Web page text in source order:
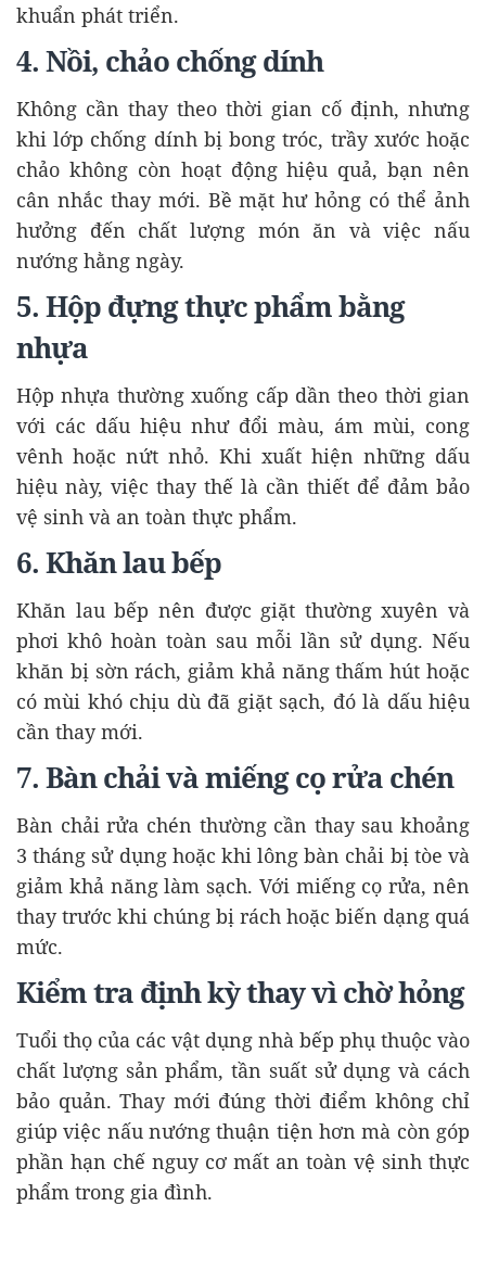
khuẩn phát triển.
4. Nồi, chảo chống dính
Không cần thay theo thời gian cố định, nhưng
khi lớp chống dính bị bong tróc, trầy xước hoặc
chảo không còn hoạt động hiệu quả, bạn nên
cân nhắc thay mới. Bề mặt hư hỏng có thể ảnh
hưởng đến chất lượng món ăn và việc nấu
nướng hằng ngày.
5. Hộp đựng thực phẩm bằng
nhựa
Hộp nhựa thường xuống cấp dần theo thời gian
với các dấu hiệu như đổi màu, ám mùi, cong
vênh hoặc nứt nhỏ. Khi xuất hiện những dấu
hiệu này, việc thay thế là cần thiết để đảm bảo
vệ sinh và an toàn thực phẩm.
6. Khăn lau bếp
Khăn lau bếp nên được giặt thường xuyên và
phơi khô hoàn toàn sau mỗi lần sử dụng. Nếu
khăn bị sờn rách, giảm khả năng thấm hút hoặc
có mùi khó chịu dù đã giặt sạch, đó là dấu hiệu
cần thay mới.
7. Bàn chải và miếng cọ rửa chén
Bàn chải rửa chén thường cần thay sau khoảng
3 tháng sử dụng hoặc khi lông bàn chải bị tòe và
giảm khả năng làm sạch. Với miếng cọ rửa, nên
thay trước khi chúng bị rách hoặc biến dạng quá
mức.
Kiểm tra định kỳ thay vì chờ hỏng
Tuổi thọ của các vật dụng nhà bếp phụ thuộc vào
chất lượng sản phẩm, tần suất sử dụng và cách
bảo quản. Thay mới đúng thời điểm không chỉ
giúp việc nấu nướng thuận tiện hơn mà còn góp
phần hạn chế nguy cơ mất an toàn vệ sinh thực
phẩm trong gia đình.